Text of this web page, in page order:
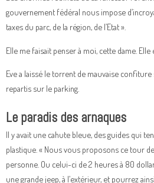
gouvernement fédéral nous impose
taxes du parc, de la région, de l’Etat ».
Elle me faisait penser à moi, cette dame. Elle
Eve a laissé le torrent de mauvaise
repartis sur le parking.
Le paradis des arnaques
Il y avait une cahute bleue, des guides qui
plastique. « Nous vous proposons ce tour
personne. Ou celui-ci de 2 heures à 80
une grande jeep, à l’extérieur, et pourrez